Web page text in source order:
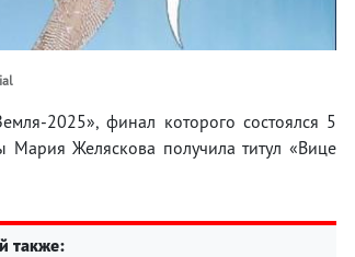
2025», финал которого состоялся 5
Желяскова получила титул «Вице
также: